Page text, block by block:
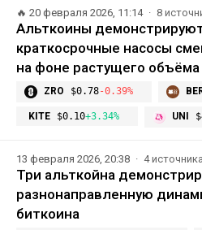
🔥 20 февраля 2026, 11:14 8
Альткоины
краткосрочные насосы
на фоне растущего объёма
ZRO $0.78-0.39%
KITE $0.10+3.34% UNI
13 февраля 2026, 20:38 4 источника
Три альткойна
разнонаправленную
биткоина